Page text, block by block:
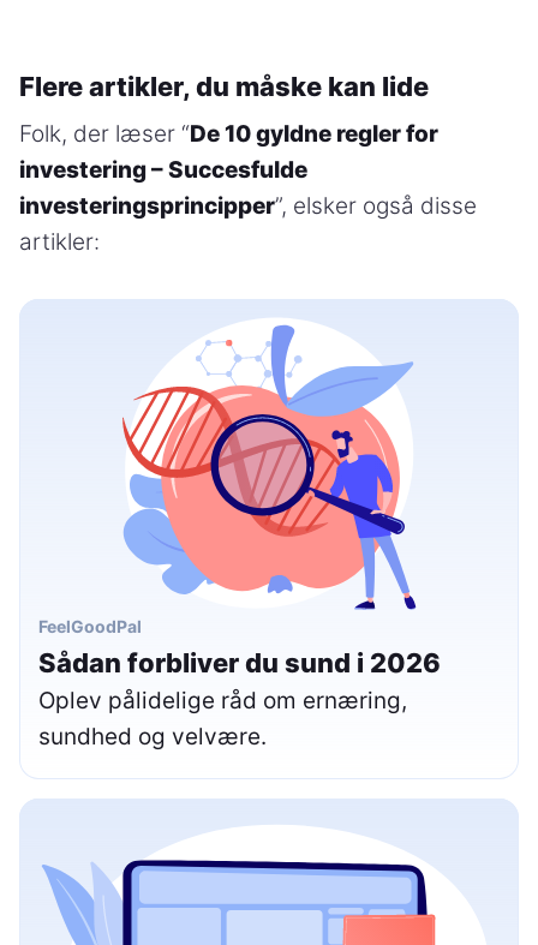
Flere artikler, du måske kan lide
Folk, der læser “De 10 gyldne regler for
investering – Succesfulde
investeringsprincipper”, elsker også disse
artikler:
FeelGoodPal
Sådan forbliver du sund i 2026
Oplev pålidelige råd om ernæring,
sundhed og velvære.